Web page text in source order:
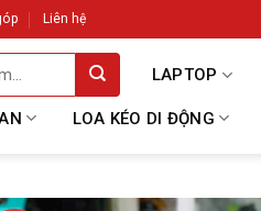
Liên hệ
LAPTOP
LOA KÉO DI ĐỘNG